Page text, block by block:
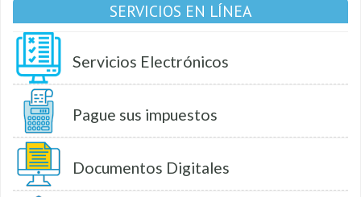
SERVICIOS EN LÍNEA
Servicios Electrónicos
Pague sus impuestos
Documentos Digitales